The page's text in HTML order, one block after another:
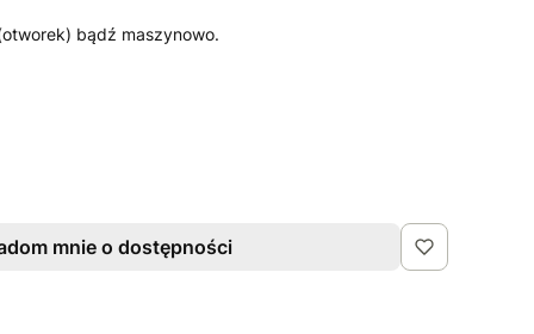
bądź maszynowo.
mnie o dostępności